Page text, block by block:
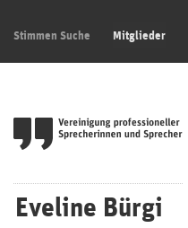
Stimmen Suche Mitglieder
Eveline Bürgi